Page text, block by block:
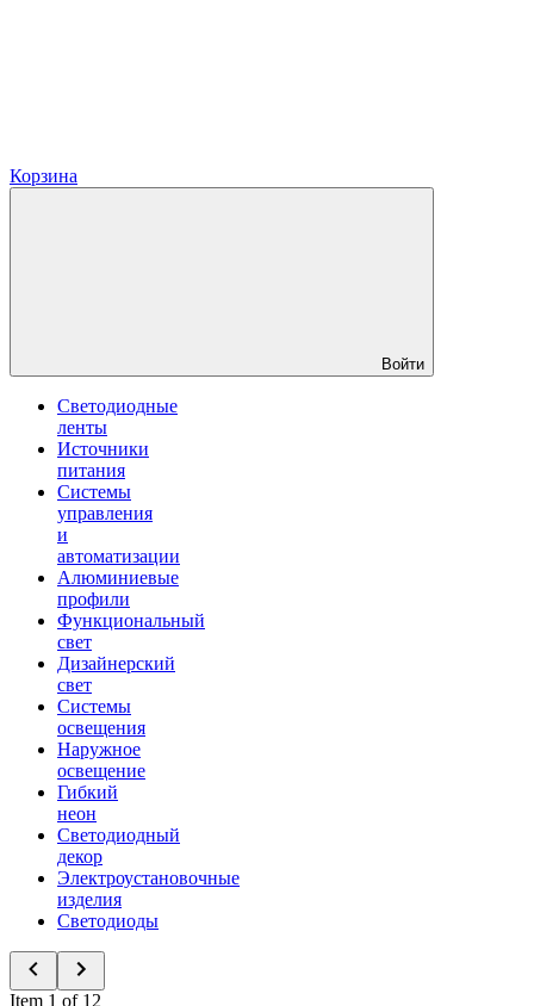
Корзина
Войти
Светодиодные
ленты
Источники
питания
Системы
управления
и
автоматизации
Алюминиевые
профили
Функциональный
свет
Дизайнерский
свет
Системы
освещения
Наружное
освещение
Гибкий
неон
Светодиодный
декор
Электроустановочные
изделия
Светодиоды
Item 1 of 12